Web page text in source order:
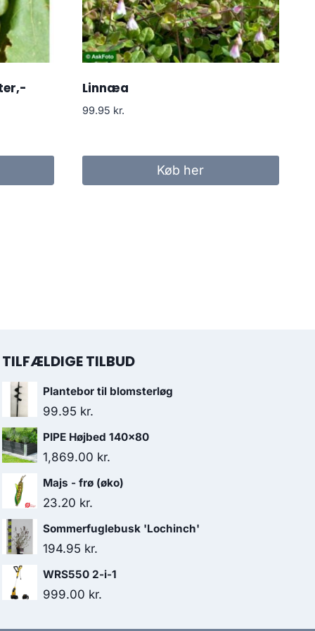
Linnæa
99.95 kr.
Køb her
TILFÆLDIGE TILBUD
Plantebor til blomsterløg
99.95 kr.
PIPE Højbed 140x80
1,869.00 kr.
Majs - frø (øko)
23.20 kr.
Sommerfuglebusk 'Lochinch'
194.95 kr.
WRS550 2-i-1
999.00 kr.